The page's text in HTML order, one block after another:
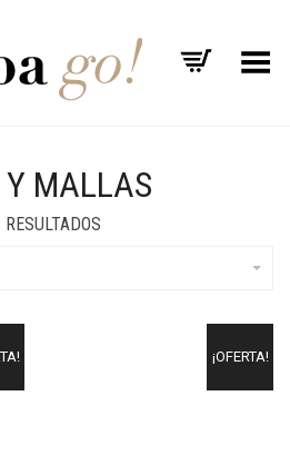
Menú
Y MALLAS
¡OFERTA!